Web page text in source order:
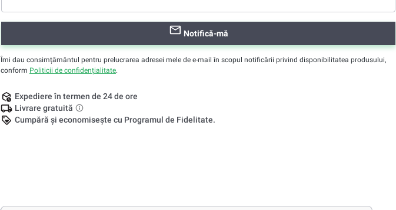
Notifică-mă
Îmi dau consimțământul pentru prelucrarea adresei mele de e-mail în scopul notificării privind disponibilitatea produsului,
conform Politicii de confidențialitate.
Expediere în termen de 24 de ore
Livrare gratuită
Cumpără și economisește cu Programul de Fidelitate.